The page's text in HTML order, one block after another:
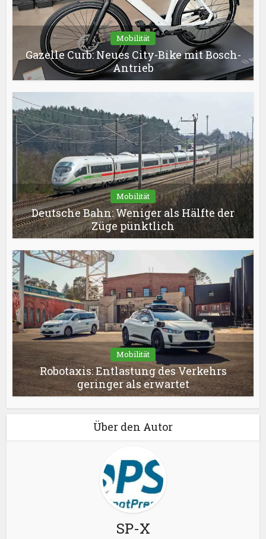
Mobilität
Gazelle Curb: Neues City-Bike mit Bosch-
Antrieb
Mobilität
Deutsche Bahn: Weniger als Hälfte der
Züge pünktlich
Mobilität
Robotaxis: Entlastung des Verkehrs
geringer als erwartet
Über den Autor
SP-X